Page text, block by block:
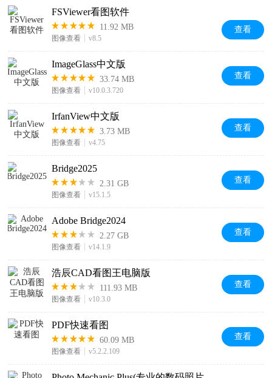
FSViewer看图软件
11.92 MB
图像查看 v8.5
查看
ImageGlass中文版
33.74 MB
图像查看 v10.0.3.720
查看
IrfanView中文版
3.73 MB
图像查看 v4.75
查看
Bridge2025
2.31 GB
图像查看 v15.1.5
查看
Adobe Bridge2024
2.27 GB
图像查看 v14.1.9
查看
浩辰CAD看图王电脑版
111.93 MB
图像查看 v10.3.0
查看
PDF快速看图
60.09 MB
图像查看 v5.2.2.109
查看